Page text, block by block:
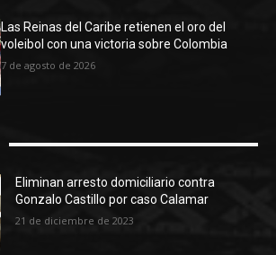
Las Reinas del Caribe retienen el oro del
voleibol con una victoria sobre Colombia
7 de agosto de 2026
Eliminan arresto domiciliario contra
Gonzalo Castillo por caso Calamar
21 de diciembre de 2023